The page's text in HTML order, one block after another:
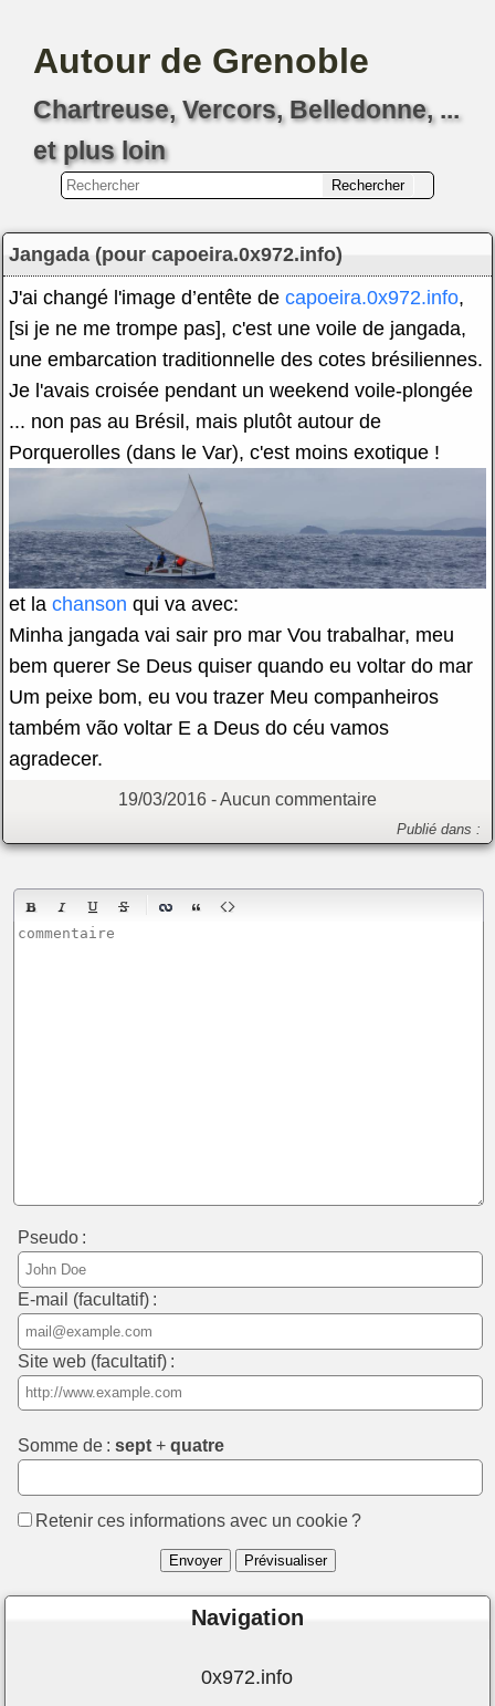
Autour de Grenoble
Chartreuse, Vercors, Belledonne, ...
et plus loin
Jangada (pour capoeira.0x972.info)
J'ai changé l'image d’entête de capoeira.0x972.info,
[si je ne me trompe pas], c'est une voile de jangada,
une embarcation traditionnelle des cotes brésiliennes.
Je l'avais croisée pendant un weekend voile-plongée
... non pas au Brésil, mais plutôt autour de
Porquerolles (dans le Var), c'est moins exotique !
et la chanson qui va avec:
Minha jangada vai sair pro mar Vou trabalhar, meu
bem querer Se Deus quiser quando eu voltar do mar
Um peixe bom, eu vou trazer Meu companheiros
também vão voltar E a Deus do céu vamos
agradecer.
19/03/2016 -Aucun commentaire
Publié dans :
Pseudo :
E-mail (facultatif) :
Site web (facultatif) :
Somme de :sept +quatre
Retenir ces informations avec un cookie ?
Navigation
0x972.info